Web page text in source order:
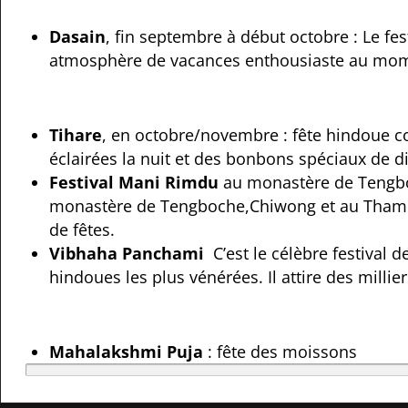
Dasain, fin septembre à début octobre : Le
atmosphère de vacances enthousiaste au
Tihare, en octobre/novembre : fête hindoue
éclairées la nuit et des bonbons spéciaux de
Festival Mani Rimdu au monastère de
monastère de Tengboche,Chiwong et au
de fêtes.
Vibhaha Panchami C’est le célèbre festival
hindoues les plus vénérées. Il attire des
Mahalakshmi Puja : fête des moissons